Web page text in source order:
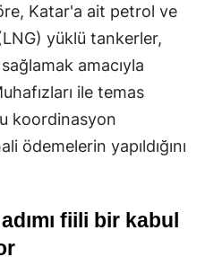
Katar'a ait petrol ve
(LNG) yüklü tankerler,
amacıyla
ile temas
koordinasyon
ödemelerin yapıldığını
fiili bir kabul